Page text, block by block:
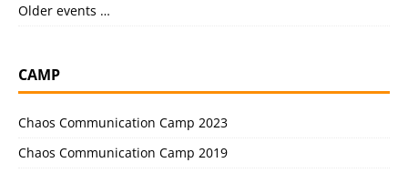
Older events …
CAMP
Chaos Communication Camp 2023
Chaos Communication Camp 2019